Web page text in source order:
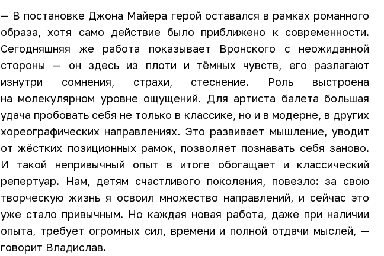
— В постановке Джона Майера герой оставался в рамках романного
образа, хотя само действие было приближено к современности.
Сегодняшняя же работа показывает Вронского с неожиданной
стороны — он здесь из плоти и тёмных чувств, его разлагают
изнутри сомнения, страхи, стеснение. Роль выстроена
на молекулярном уровне ощущений. Для артиста балета большая
удача пробовать себя не только в классике, но и в модерне, в других
хореографических направлениях. Это развивает мышление, уводит
от жёстких позиционных рамок, позволяет познавать себя заново.
И такой непривычный опыт в итоге обогащает и классический
репертуар. Нам, детям счастливого поколения, повезло: за свою
творческую жизнь я освоил множество направлений, и сейчас это
уже стало привычным. Но каждая новая работа, даже при наличии
опыта, требует огромных сил, времени и полной отдачи мыслей, —
говорит Владислав.